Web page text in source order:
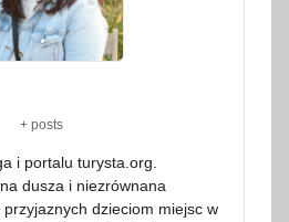
+ posts
i portalu turysta.org.
dusza i niezrównana
przyjaznych dzieciom miejsc w